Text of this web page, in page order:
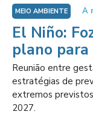
MEIO AMBIENTE A
El Niño:
plano
Reunião entre
estratégias de
extremos
2027.